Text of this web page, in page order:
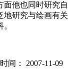
面他也同时研究自
地研究与绘画有关
间： 2007-11-09